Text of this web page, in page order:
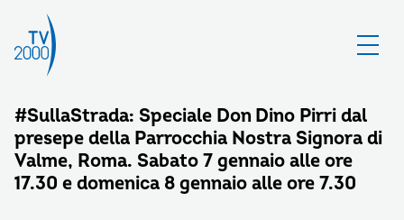
#SullaStrada: Speciale Don Dino Pirri dal
presepe della Parrocchia Nostra Signora di
Valme, Roma. Sabato 7 gennaio alle ore
17.30 e domenica 8 gennaio alle ore 7.30